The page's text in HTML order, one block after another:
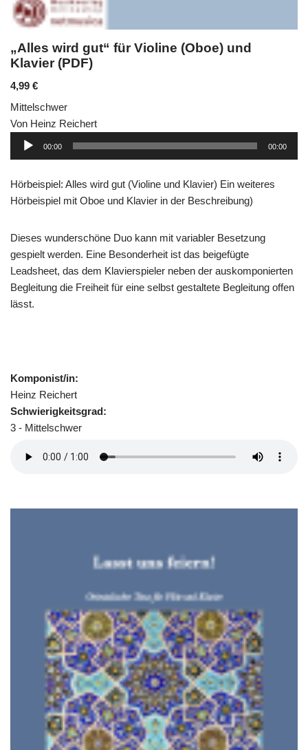
„Alles wird gut“ für Violine (Oboe) und
Klavier (PDF)
4,99 €
Mittelschwer
Von Heinz Reichert
Audio-
00:00 00:00
Hörbeispiel: Alles wird gut (Violine und Klavier) Ein weiteres
Hörbeispiel mit Oboe und Klavier in der Beschreibung)
Dieses wunderschöne Duo kann mit variabler Besetzung
gespielt werden. Eine Besonderheit ist das beigefügte
Leadsheet, das dem Klavierspieler neben der auskomponierten
Begleitung die Freiheit für eine selbst gestaltete Begleitung offen
lässt.
Komponist/in:
Heinz Reichert
Schwierigkeitsgrad:
3 - Mittelschwer